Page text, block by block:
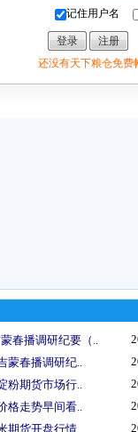
记住用户名
还没有天下粮仓免费
春播调研纪要（..
蒙春播调研纪..
粉期货市场行..
格走势早间看..
期货开盘行情..